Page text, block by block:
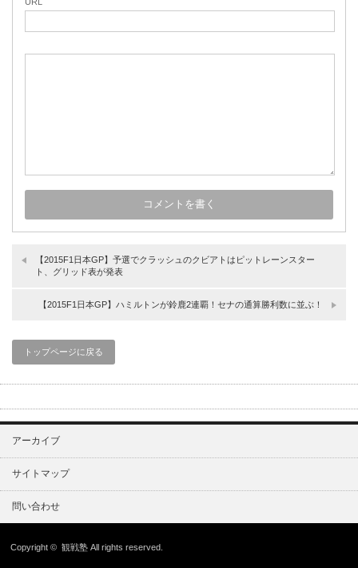
【2015F1日本GP】予選でクラッシュのクビアトはピットレーンスター
ト、グリッド表が発表
【2015F1日本GP】ハミルトンが鈴鹿2連覇！セナの通算勝利数に並ぶ！
トップページに戻る
アーカイブ
サイトマップ
問い合わせ
Copyright ©観戦塾 All rights reserved.